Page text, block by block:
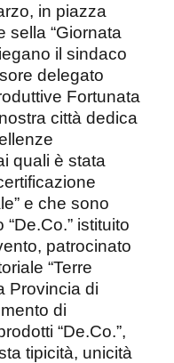
in piazza
sella “Giornata
il sindaco
delegato
Fortunata
città dedica
quali è stata
e che sono
istituito
patrocinato
“Terre
Provincia di
di
“De.Co.”,
tipicità, unicità